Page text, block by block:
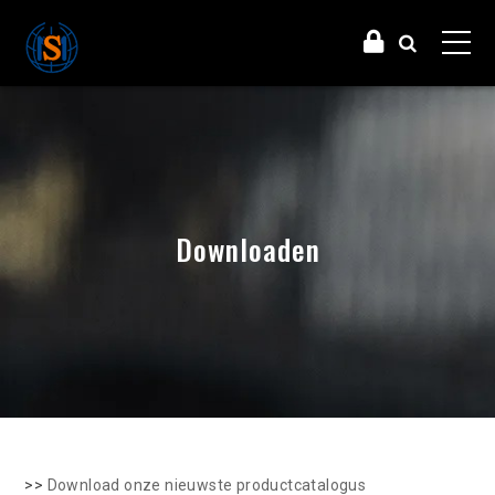
Downloaden
>> Download onze nieuwste productcatalogus